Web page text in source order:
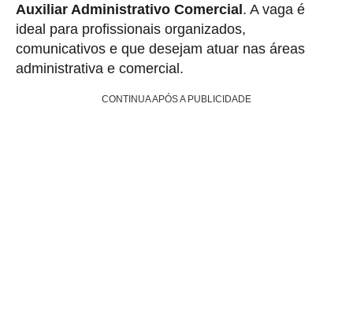
Auxiliar Administrativo Comercial. A vaga é
ideal para profissionais organizados,
comunicativos e que desejam atuar nas áreas
administrativa e comercial.
CONTINUA APÓS A PUBLICIDADE